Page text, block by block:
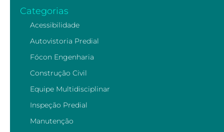
Categorias
Acessibilidade
Autovistoria Predial
Fócon Engenharia
Construção Civil
Equipe Multidisciplinar
Inspeção Predial
Manutenção